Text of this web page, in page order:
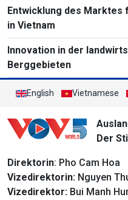
Entwicklung des
in Vietnam
Innovation in der
Berggebieten
English Vietnamese
Der
Direktorin: Pho Cam Hoa
Vizedirektorin: Nguyen
Vizedirektor: Bui Manh